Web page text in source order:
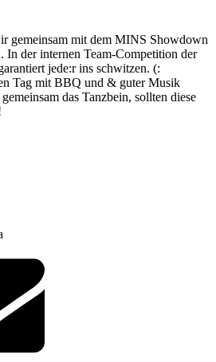
gemeinsam mit dem MINS Showdown
In der internen Team-Competition der
jede:r ins schwitzen. (:
Tag mit BBQ und & guter Musik
das Tanzbein, sollten diese